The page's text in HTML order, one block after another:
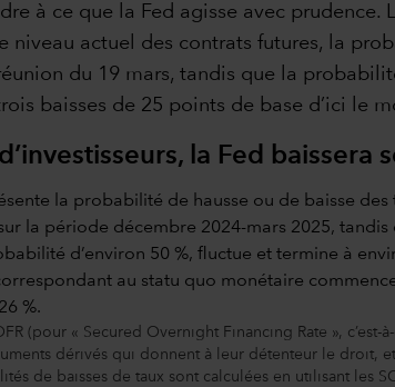
à ce que la Fed agisse avec
niveau actuel des contrats futures, la
du 19 mars, tandis que la
baisses de 25 points de base d’ici le
la Fed baissera
(pour « Secured Overnight Financing Rate »,
dérivés qui donnent à leur détenteur le droit,
de baisses de taux sont calculées en utilisant les